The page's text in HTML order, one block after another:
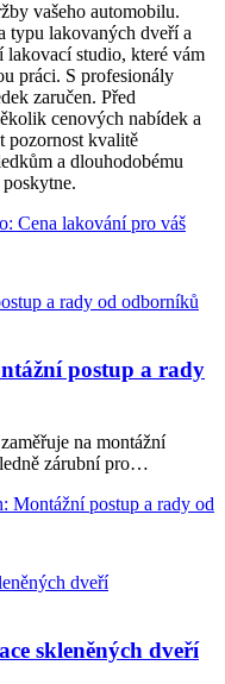
vašeho automobilu.
typu lakovaných dveří a
studio, které vám
práci. S profesionály
zaručen. Před
cenových nabídek a
pozornost kvalitě
a dlouhodobému
Cena lakování pro váš
postup a rady
na montážní
zárubní pro…
Montážní postup a rady od
skleněných dveří